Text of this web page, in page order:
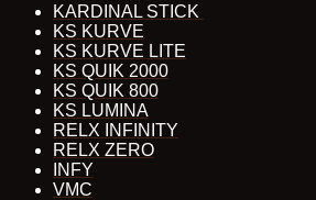
KARDINAL STICK
KS KURVE
KS KURVE LITE
KS QUIK 2000
KS QUIK 800
KS LUMINA
RELX INFINITY
RELX ZERO
INFY
VMC